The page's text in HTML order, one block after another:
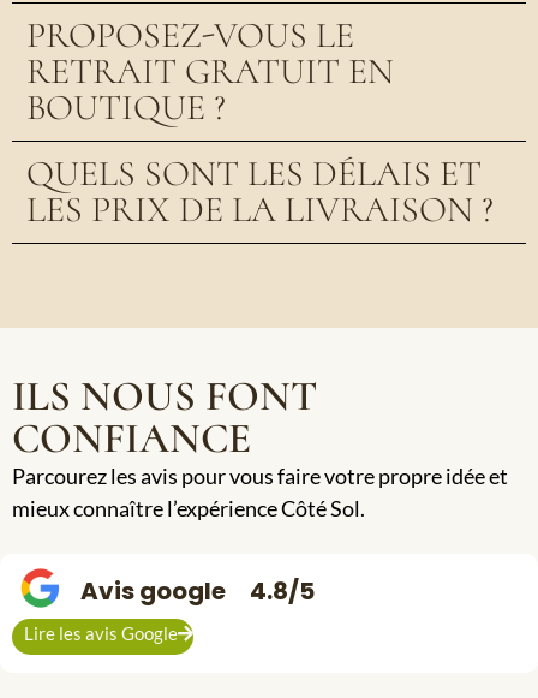
PROPOSEZ-VOUS LE
RETRAIT GRATUIT EN
BOUTIQUE ?
QUELS SONT LES DÉLAIS ET
LES PRIX DE LA LIVRAISON ?
ILS NOUS FONT
CONFIANCE
Parcourez les avis pour vous faire votre propre idée et
mieux connaître l’expérience Côté Sol.
Avis google 4.8/5
Lire les avis Google